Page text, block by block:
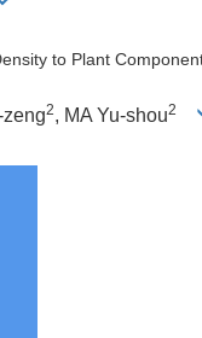
to Plant
2, MA Yu-shou2